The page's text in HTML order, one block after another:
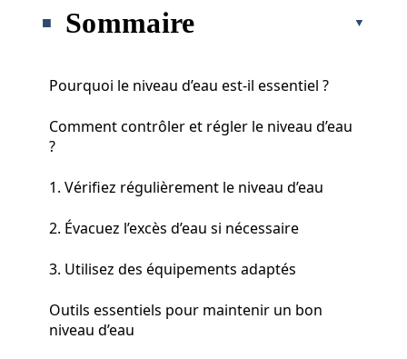
Sommaire
Pourquoi le niveau d’eau est-il essentiel ?
Comment contrôler et régler le niveau d’eau
?
1. Vérifiez régulièrement le niveau d’eau
2. Évacuez l’excès d’eau si nécessaire
3. Utilisez des équipements adaptés
Outils essentiels pour maintenir un bon
niveau d’eau